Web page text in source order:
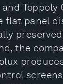
flat panel
the